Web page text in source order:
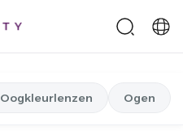
Oogkleurlenzen Ogen